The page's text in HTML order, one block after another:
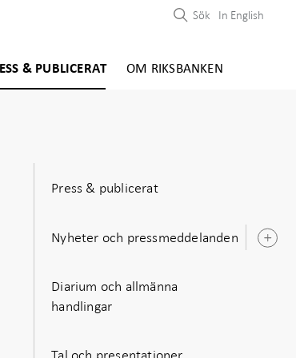
& PUBLICERAT OM RIKSBANKEN
Sök In English
Press & publicerat
Nyheter och pressmeddelanden
Diarium och allmänna
handlingar